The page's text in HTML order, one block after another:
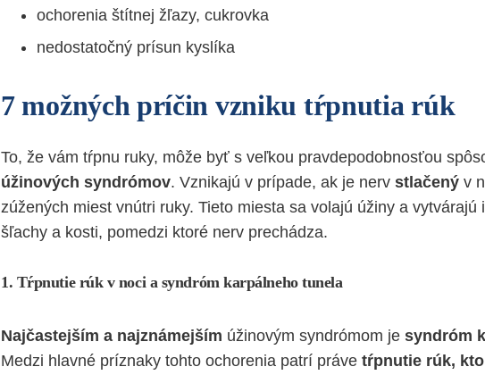
ochorenia štítnej žľazy, cukrovka
nedostatočný prísun kyslíka
7 možných príčin vzniku tŕpnutia rúk
To, že vám tŕpnu ruky, môže byť s veľkou pravdepodobnosťou
úžinových syndrómov. Vznikajú v prípade, ak je nerv stlačený v
zúžených miest vnútri ruky. Tieto miesta sa volajú úžiny a vytvárajú
šľachy a kosti, pomedzi ktoré nerv prechádza.
1. Tŕpnutie rúk v noci a syndróm karpálneho tunela
Najčastejším a najznámejším úžinovým syndrómom je syndróm
Medzi hlavné príznaky tohto ochorenia patrí práve tŕpnutie rúk,